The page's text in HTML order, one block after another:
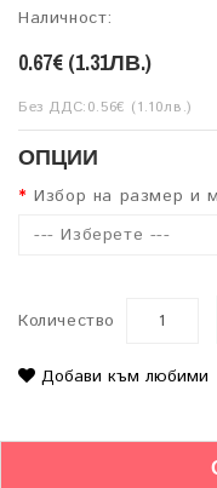
Наличност:
0.67€ (1.31ЛВ.)
Без ДДС:0.56€ (1.10лв.)
ОПЦИИ
Избор на размер и
--- Изберете ---
Количество
Добави към любими